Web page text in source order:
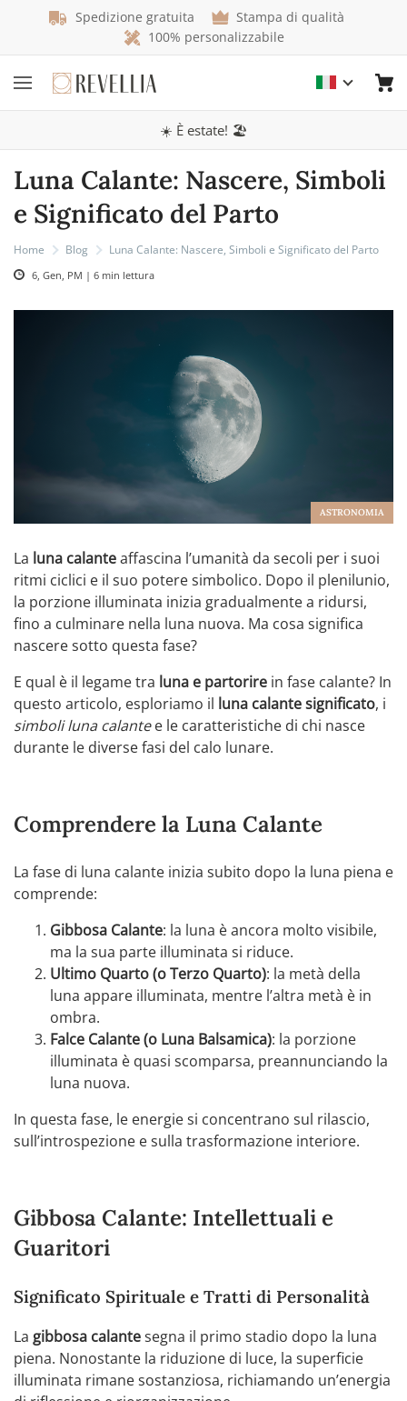
Spedizione gratuita
Stampa di qualità
100% personalizzabile
☀️ È estate! 🏖️
Luna Calante: Nascere, Simboli
e Significato del Parto
Home Blog Luna Calante: Nascere, Simboli e Significato del Parto
6, Gen, PM | 6 min lettura
ASTRONOMIA
La luna calanteaffascina l’umanità da secoli per i suoi
ritmi ciclici e il suo potere simbolico. Dopo il plenilunio,
la porzione illuminata inizia gradualmente a ridursi,
fino a culminare nella luna nuova. Ma cosa significa
nascere sotto questa fase?
E qual è il legame tra luna e partorire in fase calante? In
questo articolo, esploriamo il luna calante significato, i
simboli luna calantee le caratteristiche di chi nasce
durante le diverse fasi del calo lunare.
Comprendere la Luna Calante
La fase di luna calante inizia subito dopo la luna piena e
comprende:
Gibbosa Calante: la luna è ancora molto visibile,
ma la sua parte illuminata si riduce.
Ultimo Quarto (o Terzo Quarto): la metà della
luna appare illuminata, mentre l’altra metà è in
ombra.
Falce Calante (o Luna Balsamica): la porzione
illuminata è quasi scomparsa, preannunciando la
luna nuova.
In questa fase, le energie si concentrano sul rilascio,
sull’introspezione e sulla trasformazione interiore.
Gibbosa Calante: Intellettuali e
Guaritori
Significato Spirituale e Tratti di Personalità
La gibbosa calantesegna il primo stadio dopo la luna
piena. Nonostante la riduzione di luce, la superficie
illuminata rimane sostanziosa, richiamando un’energia